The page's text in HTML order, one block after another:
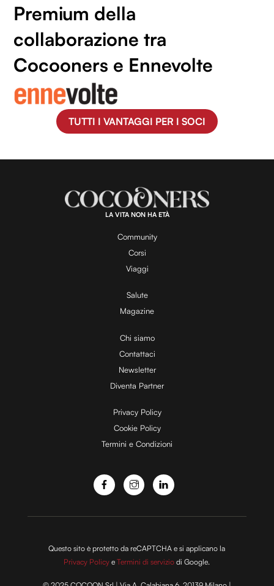
Premium della
collaborazione tra
Cocooners e Ennevolte
TUTTI I VANTAGGI PER I SOCI
LA VITA NON HA ETÀ
Community
Corsi
Viaggi
Salute
Magazine
Chi siamo
Contattaci
Newsletter
Diventa Partner
Privacy Policy
Cookie Policy
Termini e Condizioni
Questo sito è protetto da reCAPTCHA e si applicano la
Privacy Policy eTermini di servizio di Google.